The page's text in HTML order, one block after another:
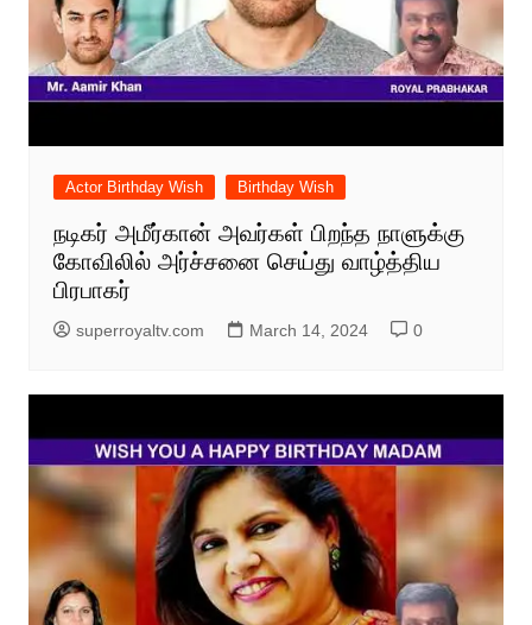
Actor Birthday Wish Birthday Wish
நடிகர் அமீர்கான் அவர்கள் பிறந்த நாளுக்கு
கோவிலில் அர்ச்சனை செய்து வாழ்த்திய
பிரபாகர்
superroyaltv.com March 14, 2024 0